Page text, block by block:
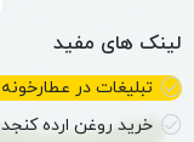
لینک های مفید
تبلیغات در عطارخونه
خرید روغن ارده کنجد